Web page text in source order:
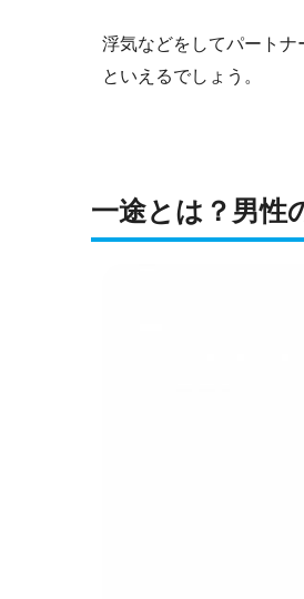
浮気などをしてパートナ
といえるでしょう。
一途とは？男性